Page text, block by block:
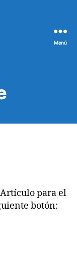
Menú
para el
botón: